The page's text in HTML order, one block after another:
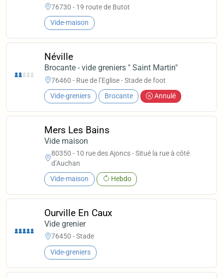
76730 - 19 route de Butot
Vide-maison
Néville
Brocante - vide greniers " Saint Martin"
76460 - Rue de l’Eglise - Stade de foot
Vide-greniers Brocante Annulé
Mers Les Bains
Vide maison
80350 - 10 rue des Ajoncs - Situé la rue à côté
d’Auchan
Vide-maison Hebdo
Ourville En Caux
Vide grenier
76450 - Stade
Vide-greniers